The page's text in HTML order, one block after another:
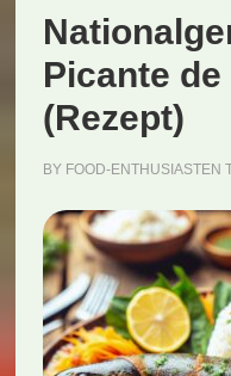
Picante
(Rezept)
BY FOOD-ENTHUSIASTEN